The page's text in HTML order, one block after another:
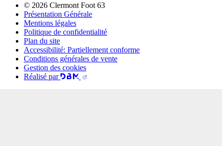
© 2026 Clermont Foot 63
Présentation Générale
Mentions légales
Politique de confidentialité
Plan du site
Accessibilité: Partiellement conforme
Conditions générales de vente
Gestion des cookies
Réalisé par